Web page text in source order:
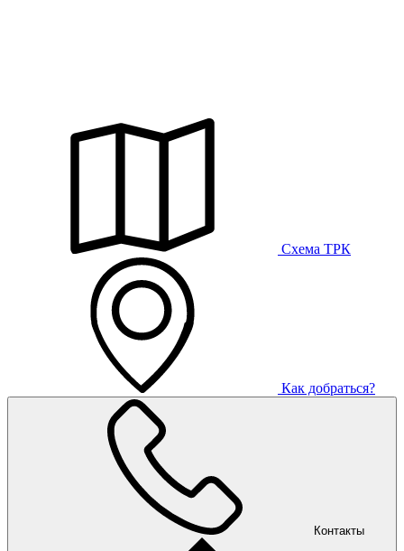
Схема ТРК
Как добраться?
Контакты